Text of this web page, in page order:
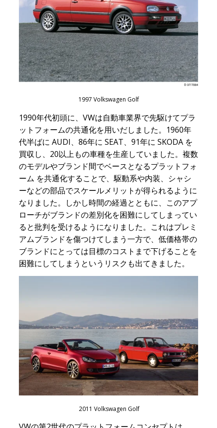
1997 Volkswagen Golf
1990年代初頭に、VWは自動車業界で先駆けてプラ
ットフォームの共通化を用いだしました。1960年
代半ばに AUDI、86年に SEAT、91年に SKODA を
買収し、20以上もの車種を生産していました。複数
のモデルやブランド間でベースとなるプラットフォ
ーム を共通化することで、駆動系や内装、シャシ
ーなどの部品でスケールメリットが得られるように
なりました。しかし時間の経過とともに、このアプ
ローチがブランドの差別化を困難にしてしまってい
ると批判を受けるようになりました。これはプレミ
アムブランドを傷つけてしまう一方で、低価格帯の
ブランドにとっては目標のコストまで下げることを
困難にしてしまうというリスクも出てきました。
2011 Volkswagen Golf